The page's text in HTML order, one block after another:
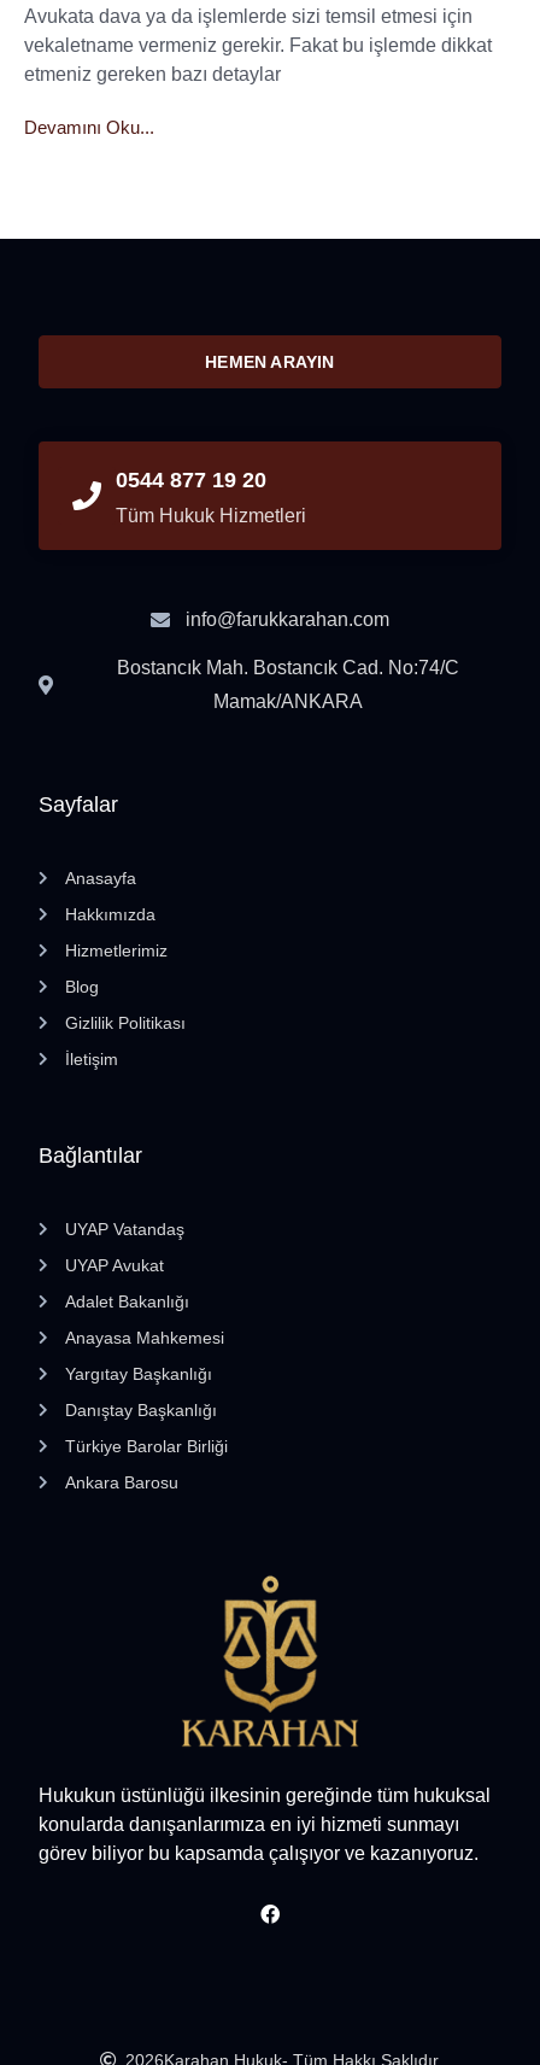
Avukata dava ya da işlemlerde sizi temsil etmesi için
vekaletname vermeniz gerekir. Fakat bu işlemde dikkat
etmeniz gereken bazı detaylar
Devamını Oku...
Hukukun üstünlüğü ilkesinin gereğinde tüm hukuksal
konularda danışanlarımıza en iyi hizmeti sunmayı
görev biliyor bu kapsamda çalışıyor ve kazanıyoruz.
Bağlantılar
UYAP Vatandaş
UYAP Avukat
Adalet Bakanlığı
Anayasa Mahkemesi
Yargıtay Başkanlığı
Danıştay Başkanlığı
Türkiye Barolar Birliği
Ankara Barosu
Sayfalar
Anasayfa
Hakkımızda
Hizmetlerimiz
Blog
Gizlilik Politikası
İletişim
HEMEN ARAYIN
0544 877 19 20
Tüm Hukuk Hizmetleri
info@farukkarahan.com
Bostancık Mah. Bostancık Cad. No:74/C
Mamak/ANKARA
2026Karahan Hukuk- Tüm Hakkı Saklıdır.